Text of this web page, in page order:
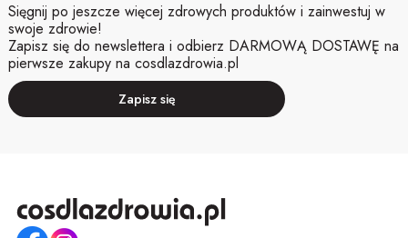
Sięgnij po jeszcze więcej zdrowych produktów i zainwestuj w
swoje zdrowie!
Zapisz się do newslettera i odbierz DARMOWĄ DOSTAWĘ na
pierwsze zakupy na cosdlazdrowia.pl
Zapisz się